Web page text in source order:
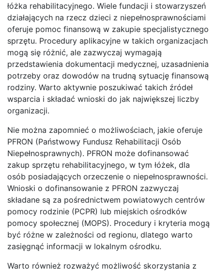
łóżka rehabilitacyjnego. Wiele fundacji i stowarzyszeń
działających na rzecz dzieci z niepełnosprawnościami
oferuje pomoc finansową w zakupie specjalistycznego
sprzętu. Procedury aplikacyjne w takich organizacjach
mogą się różnić, ale zazwyczaj wymagają
przedstawienia dokumentacji medycznej, uzasadnienia
potrzeby oraz dowodów na trudną sytuację finansową
rodziny. Warto aktywnie poszukiwać takich źródeł
wsparcia i składać wnioski do jak największej liczby
organizacji.
Nie można zapomnieć o możliwościach, jakie oferuje
PFRON (Państwowy Fundusz Rehabilitacji Osób
Niepełnosprawnych). PFRON może dofinansować
zakup sprzętu rehabilitacyjnego, w tym łóżek, dla
osób posiadających orzeczenie o niepełnosprawności.
Wnioski o dofinansowanie z PFRON zazwyczaj
składane są za pośrednictwem powiatowych centrów
pomocy rodzinie (PCPR) lub miejskich ośrodków
pomocy społecznej (MOPS). Procedury i kryteria mogą
być różne w zależności od regionu, dlatego warto
zasięgnąć informacji w lokalnym ośrodku.
Warto również rozważyć możliwość skorzystania z